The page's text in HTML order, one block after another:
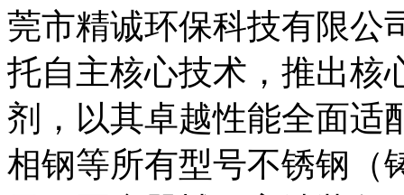
莞市精诚环保科技有限公
托自主核心技术，推出
剂，以其卓越性能全面适
相钢等所有型号不锈钢（